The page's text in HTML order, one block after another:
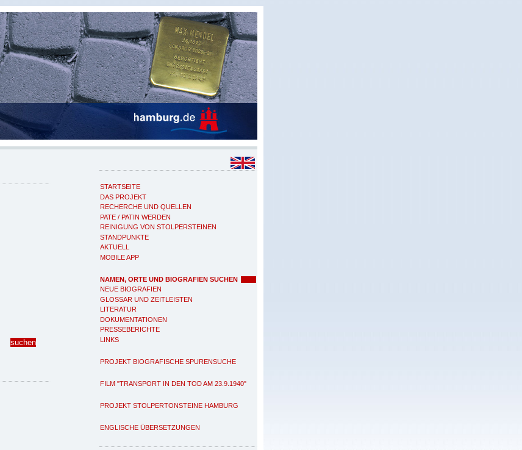
STARTSEITE
DAS PROJEKT
RECHERCHE UND QUELLEN
PATE / PATIN WERDEN
REINIGUNG VON STOLPERSTEINEN
STANDPUNKTE
AKTUELL
MOBILE APP
NAMEN, ORTE UND BIOGRAFIEN SUCHEN
NEUE BIOGRAFIEN
GLOSSAR UND ZEITLEISTEN
LITERATUR
DOKUMENTATIONEN
PRESSEBERICHTE
LINKS
PROJEKT BIOGRAFISCHE SPURENSUCHE
FILM "TRANSPORT IN DEN TOD AM 23.9.1940"
PROJEKT STOLPERTONSTEINE HAMBURG
ENGLISCHE ÜBERSETZUNGEN